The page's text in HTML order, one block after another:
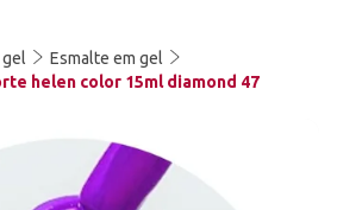
gel
Esmalte em gel
helen color 15ml diamond 47